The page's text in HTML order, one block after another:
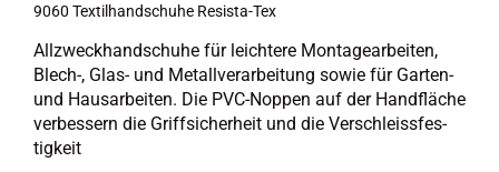
9060 Tex­til­hand­schu­he Resista-​​Tex
All­zweck­hand­schu­he für leich­te­re Mon­ta­ge­ar­bei­ten,
Blech-​, Glas- und Me­tall­ver­ar­bei­tung sowie für Garten-​
und Haus­ar­bei­ten. Die PVC-​Noppen auf der Hand­flä­che
ver­bes­sern die Griff­si­cher­heit und die Ver­schleiss­fes­
tig­keit